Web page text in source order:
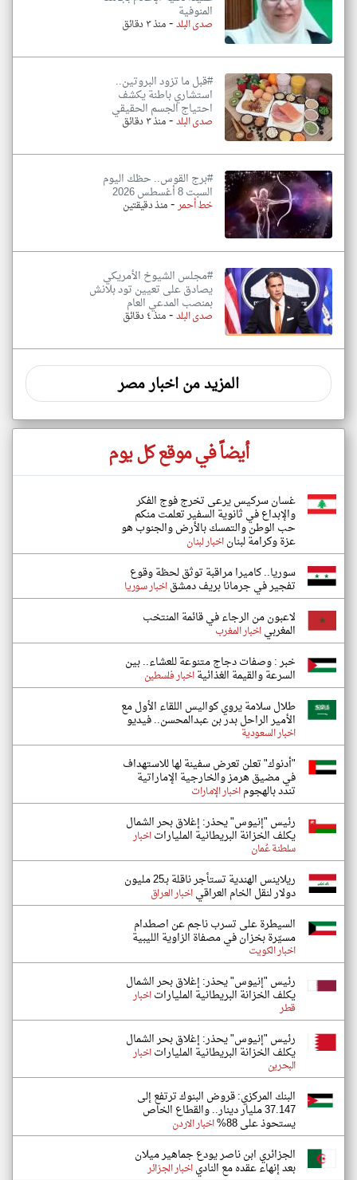
المنوفية
صدى البلد-منذ ٣ دقائق
#قبل ما تزود البروتين..
استشاري باطنة يكشف
احتياج الجسم الحقيقي
صدى البلد-منذ ٣ دقائق
#برج القوس.. حظك اليوم
السبت 8 أغسطس 2026
خط أحمر-منذ دقيقتين
#مجلس الشيوخ الأمريكي
يصادق على تعيين تود بلانش
بمنصب المدعي العام
صدى البلد-منذ ٤ دقائق
المزيد من اخبار مصر
أيضاً في موقع كل يوم
غسان سركيس يرعى تخرج فوج الفكر
والإبداع في ثانوية السفير تعلمت منكم
حب الوطن والتمسك بالأرض والجنوب هو
عزة وكرامة لبناناخبار لبنان
سوريا.. كاميرا مراقبة توثق لحظة وقوع
تفجير في جرمانا بريف دمشقاخبار سوريا
لاعبون من الرجاء في قائمة المنتخب
المغربياخبار المغرب
خبر : وصفات دجاج متنوعة للعشاء.. بين
السرعة والقيمة الغذائيةاخبار فلسطين
طلال سلامة يروي كواليس اللقاء الأول مع
الأمير الراحل بدر بن عبدالمحسن.. فيديو
اخبار السعودية
"أدنوك" تعلن تعرض سفينة لها للاستهداف
في مضيق هرمز والخارجية الإماراتية
تندد بالهجوماخبار الإمارات
رئيس "إنيوس" يحذر: إغلاق بحر الشمال
يكلف الخزانة البريطانية الملياراتاخبار
سلطنة عُمان
ريلاينس الهندية تستأجر ناقلة بـ25 مليون
دولار لنقل الخام العراقياخبار العراق
السيطرة على تسرب ناجم عن اصطدام
مسيّرة بخزان في مصفاة الزاوية الليبية
اخبار الكويت
رئيس "إنيوس" يحذر: إغلاق بحر الشمال
يكلف الخزانة البريطانية الملياراتاخبار
قطر
رئيس "إنيوس" يحذر: إغلاق بحر الشمال
يكلف الخزانة البريطانية الملياراتاخبار
البحرين
البنك المركزي: قروض البنوك ترتفع إلى
37.147 مليار دينار.. والقطاع الخاص
يستحوذ على 88% اخبار الاردن
الجزائري ابن ناصر يودع جماهير ميلان
بعد إنهاء عقده مع النادياخبار الجزائر